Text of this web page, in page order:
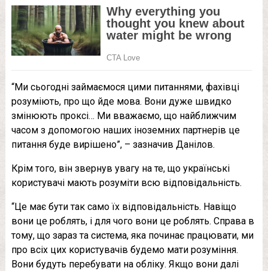
“Ми сьогодні займаємося цими питаннями, фахівці
розуміють, про що йде мова. Вони дуже швидко
змінюють проксі… Ми вважаємо, що найближчим
часом з допомогою наших іноземних партнерів це
питання буде вирішено”, – зазначив Данілов.
Крім того, він звернув увагу на те, що українські
користувачі мають розуміти всю відповідальність.
“Це має бути так само їх відповідальність. Навіщо
вони це роблять, і для чого вони це роблять. Справа в
тому, що зараз та система, яка починає працювати, ми
про всіх цих користувачів будемо мати розуміння.
Вони будуть перебувати на обліку. Якщо вони далі